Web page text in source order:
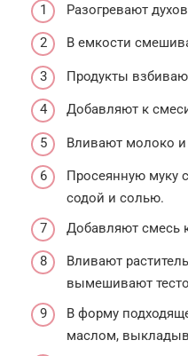
Разогревают
В емкости
Продукты
Добавляют к
Вливают молоко и
Просеянную муку
содой и солью.
Добавляют смесь
Вливают
вымешивают
В форму
маслом,